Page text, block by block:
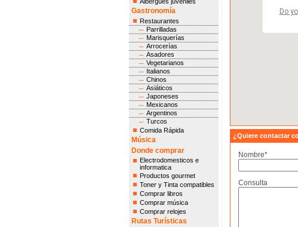
Gastronomía
Restaurantes
Parrilladas
Marisquerías
Arrocerías
Asadores
Vegetarianos
Italianos
Chinos
Asiáticos
Japoneses
Mexicanos
Argentinos
Turcos
Comida Rápida
Música
Donde comprar
Electrodomesticos e
informatica
Productos gourmet
Toner y Tinta compatibles
Comprar libros
Comprar música
Comprar relojes
Rutas Turísticas
¿Quiere contactar
Nombre*
Consulta